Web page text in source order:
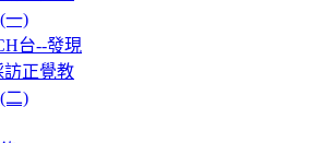
一)
台--發現
訪正覺教
二)